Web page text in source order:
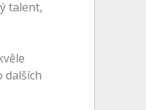
talent,
dalších